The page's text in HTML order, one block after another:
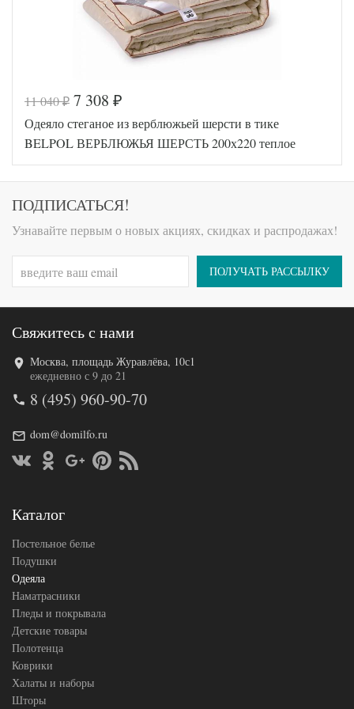
Код товара
518-024
Артикул
AL4607048
003565
Длина
(евро)
Сезонность
Теплое
Наполнитель
Верблюжья
шерсть
Ткань
Тик
(Россия)
Код товара
575-717
Артикул
57385
Длина
Наполнитель
Верблюжья
Производитель
11 040₽ 7 308 ₽
Одеяло стеганое из верблюжьей шерсти в тике
BELPOL ВЕРБЛЮЖЬЯ ШЕРСТЬ 200х220 теплое
ПОДПИСАТЬСЯ!
Узнавайте первым о новых акциях, скидках и распродажах!
ПОЛУЧАТЬ РАССЫЛКУ
Свяжитесь с нами
Москва, площадь Журавлёва, 10с1
ежедневно с 9 до 21
8 (495) 960-90-70
dom@domilfo.ru
Каталог
Постельное белье
Подушки
Одеяла
Наматрасники
Пледы и покрывала
Детские товары
Полотенца
Коврики
Халаты и наборы
Шторы